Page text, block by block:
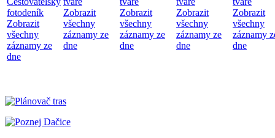
fotodeník
Zobrazit
všechny
záznamy ze
dne
Zobrazit
všechny
záznamy ze
dne
Zobrazit
všechny
záznamy ze
dne
Zobrazit
všechny
záznamy ze
dne
Zobrazit
všechny
záznamy
dne